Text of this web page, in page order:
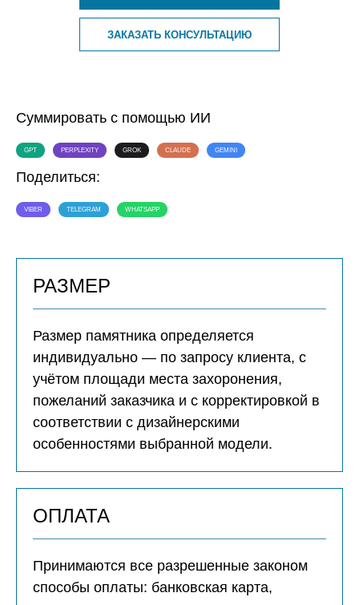
ЗАКАЗАТЬ КОНСУЛЬТАЦИЮ
Суммировать с помощью ИИ
GPT PERPLEXITY GROK CLAUDE GEMINI
Поделиться:
VIBER TELEGRAM WHATSAPP
РАЗМЕР
Размер памятника определяется
индивидуально — по запросу клиента, с
учётом площади места захоронения,
пожеланий заказчика и с корректировкой в
соответствии с дизайнерскими
особенностями выбранной модели.
ОПЛАТА
Принимаются все разрешенные законом
способы оплаты: банковская карта,